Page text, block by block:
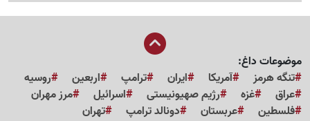
موضوعات داغ:
تنگه هرمز
آمریکا ایران ترامپ اربعین
روسیه
عراق
غزه رژیم صهیونیستی اسرائیل
مرز مهران
فلسطین
عربستان دونالد ترامپ تهران